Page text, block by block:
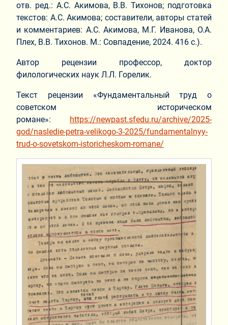
отв. ред.: А.С. Акимова, В.В. Тихонов; подготовка
текстов: А.С. Акимова; составители, авторы статей
и комментариев: А.С. Акимова, М.Г. Иванова, О.А.
Плех, В.В. Тихонов. М.: Совпадение, 2024. 416 с.).
Автор рецензии профессор, доктор
филологических наук Л.Л. Горелик.
Текст рецензии «Фундаментальный труд о
советском историческом
романе»:
https://newpast.sfedu.ru/archive/2025-
god/nasledie-petra-velikogo-3-2025/fundamentalnyy-
trud-o-sovetskom-istoricheskom-romane/